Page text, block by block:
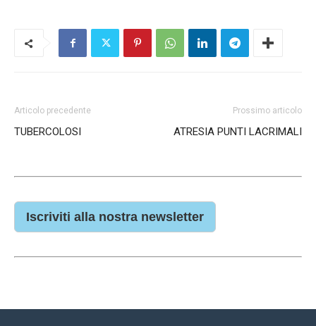
Articolo precedente
TUBERCOLOSI
Prossimo articolo
ATRESIA PUNTI LACRIMALI
Iscriviti alla nostra newsletter